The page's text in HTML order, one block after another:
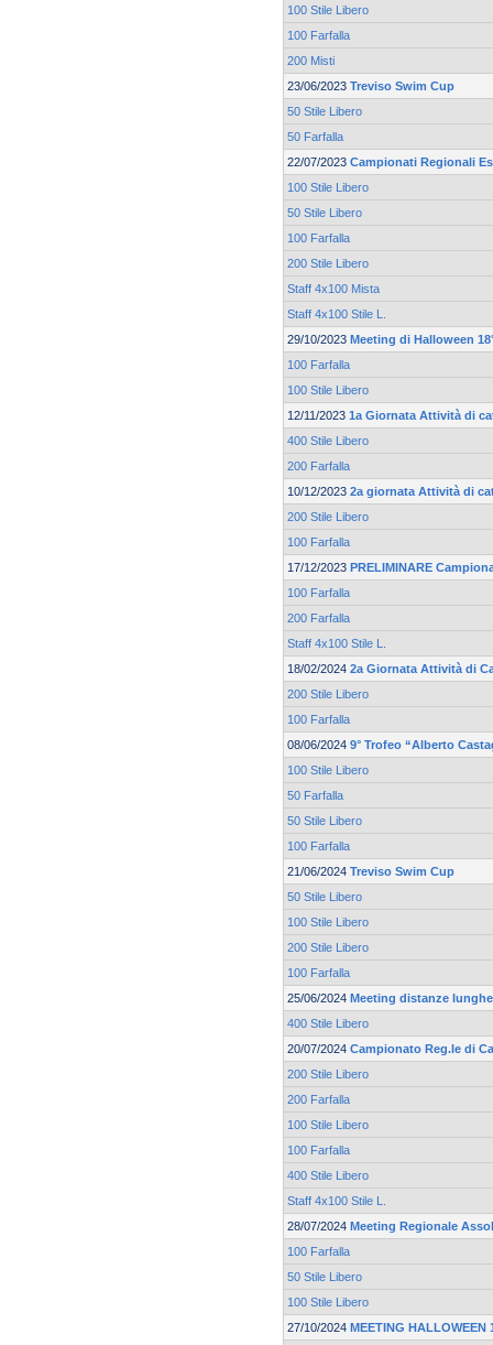
100 Stile Libero
100 Farfalla
200 Misti
23/06/2023 Treviso Swim Cup
50 Stile Libero
50 Farfalla
22/07/2023 Campionati Regionali
100 Stile Libero
50 Stile Libero
100 Farfalla
200 Stile Libero
Staff 4x100 Mista
Staff 4x100 Stile L.
29/10/2023 Meeting di Halloween
100 Farfalla
100 Stile Libero
12/11/2023 1a Giornata Attività di
400 Stile Libero
200 Farfalla
10/12/2023 2a giornata Attività di
200 Stile Libero
100 Farfalla
17/12/2023 PRELIMINARE
100 Farfalla
200 Farfalla
Staff 4x100 Stile L.
18/02/2024 2a Giornata Attività di
200 Stile Libero
100 Farfalla
08/06/2024 9° Trofeo “Alberto
100 Stile Libero
50 Farfalla
50 Stile Libero
100 Farfalla
21/06/2024 Treviso Swim Cup
50 Stile Libero
100 Stile Libero
200 Stile Libero
100 Farfalla
25/06/2024 Meeting distanze
400 Stile Libero
20/07/2024 Campionato Reg.le di
200 Stile Libero
200 Farfalla
100 Stile Libero
100 Farfalla
400 Stile Libero
Staff 4x100 Stile L.
28/07/2024 Meeting Regionale
100 Farfalla
50 Stile Libero
100 Stile Libero
27/10/2024 MEETING HALLOWEEN